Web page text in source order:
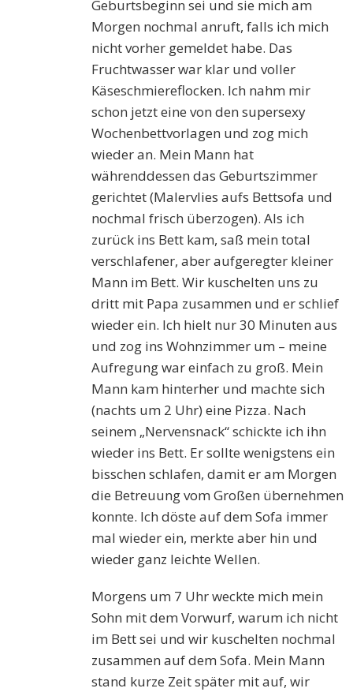
Geburtsbeginn sei und sie mich am
Morgen nochmal anruft, falls ich mich
nicht vorher gemeldet habe. Das
Fruchtwasser war klar und voller
Käseschmiereflocken. Ich nahm mir
schon jetzt eine von den supersexy
Wochenbettvorlagen und zog mich
wieder an. Mein Mann hat
währenddessen das Geburtszimmer
gerichtet (Malervlies aufs Bettsofa und
nochmal frisch überzogen). Als ich
zurück ins Bett kam, saß mein total
verschlafener, aber aufgeregter kleiner
Mann im Bett. Wir kuschelten uns zu
dritt mit Papa zusammen und er schlief
wieder ein. Ich hielt nur 30 Minuten aus
und zog ins Wohnzimmer um – meine
Aufregung war einfach zu groß. Mein
Mann kam hinterher und machte sich
(nachts um 2 Uhr) eine Pizza. Nach
seinem „Nervensnack“ schickte ich ihn
wieder ins Bett. Er sollte wenigstens ein
bisschen schlafen, damit er am Morgen
die Betreuung vom Großen übernehmen
konnte. Ich döste auf dem Sofa immer
mal wieder ein, merkte aber hin und
wieder ganz leichte Wellen.
Morgens um 7 Uhr weckte mich mein
Sohn mit dem Vorwurf, warum ich nicht
im Bett sei und wir kuschelten nochmal
zusammen auf dem Sofa. Mein Mann
stand kurze Zeit später mit auf, wir